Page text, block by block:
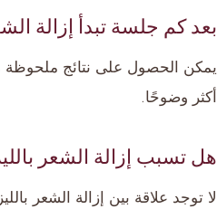
بعد كم جلسة تبدأ إزالة
أكثر وضوحًا.
هل تسبب إزالة الشعر
لا توجد علاقة بين إزالة الشعر